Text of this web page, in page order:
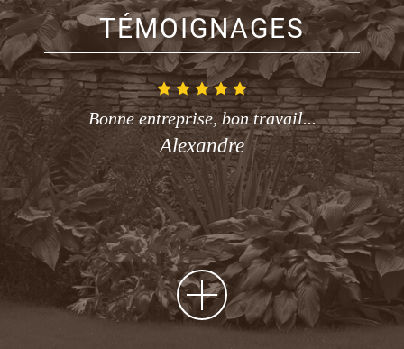
TÉMOIGNAGES
Bonne entreprise, bon travail...
Alexandre